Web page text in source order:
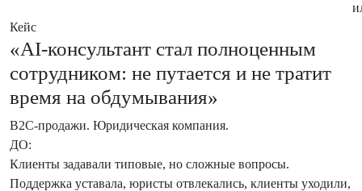
Кейс
«AI-консультант стал полноценным
сотрудником: не путается и не тратит
время на обдумывания»
B2C-продажи. Юридическая компания.
ДО:
Клиенты задавали типовые, но сложные вопросы.
Поддержка уставала, юристы отвлекались, клиенты уходили,